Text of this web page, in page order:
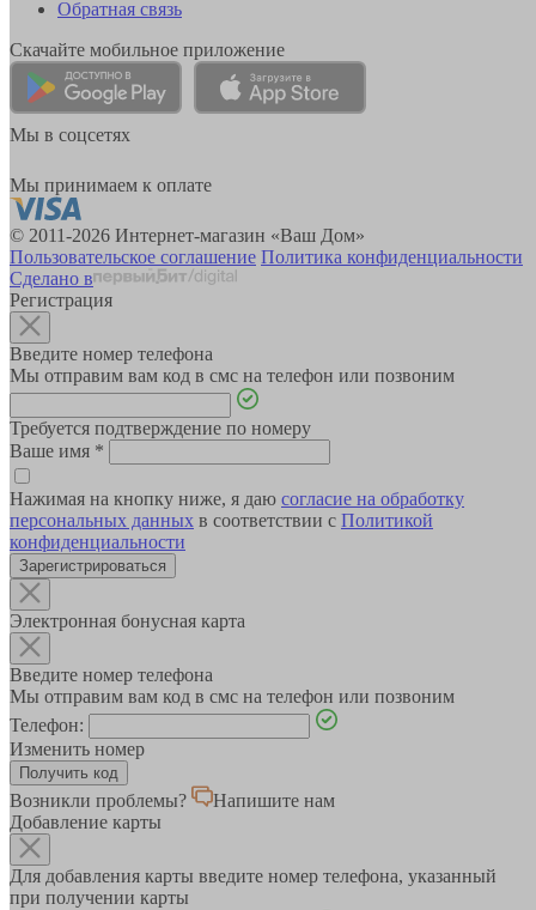
Обратная связь
Скачайте мобильное приложение
Мы в соцсетях
Мы принимаем к оплате
© 2011-2026 Интернет-магазин «Ваш Дом»
Пользовательское соглашение Политика конфиденциальности
Сделано в
Регистрация
Введите номер телефона
Мы отправим вам код в смс на телефон или позвоним
Требуется подтверждение по номеру
Ваше имя *
Нажимая на кнопку ниже, я даю согласие на обработку
персональных данных в соответствии с Политикой
конфиденциальности
Зарегистрироваться
Электронная бонусная карта
Введите номер телефона
Мы отправим вам код в смс на телефон или позвоним
Телефон:
Изменить номер
Возникли проблемы?
Напишите нам
Добавление карты
Для добавления карты введите номер телефона, указанный
при получении карты